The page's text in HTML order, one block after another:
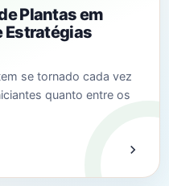
Plantas em
Estratégias
se tornado cada vez
quanto entre os